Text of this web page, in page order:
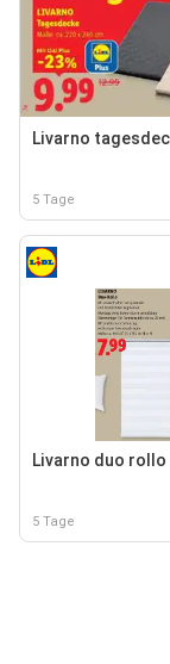
Livarno
5 Tage
Livarno duo rollo
5 Tage